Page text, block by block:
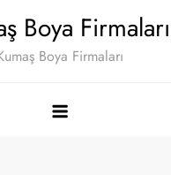
Boya Firmaları
Boya Firmaları